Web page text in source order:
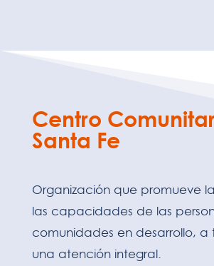
Centro
Santa Fe
Organización que promueve
las capacidades de las
comunidades en desarrollo, a
una atención integral.